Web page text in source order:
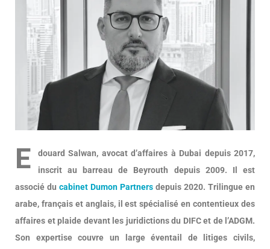
E
douard Salwan, avocat d’affaires à Dubai depuis 2017,
inscrit au barreau de Beyrouth depuis 2009. Il est
associé du cabinet Dumon Partners depuis 2020. Trilingue en
arabe, français et anglais, il est spécialisé en contentieux des
affaires et plaide devant les juridictions du DIFC et de l’ADGM.
Son expertise couvre un large éventail de litiges civils,